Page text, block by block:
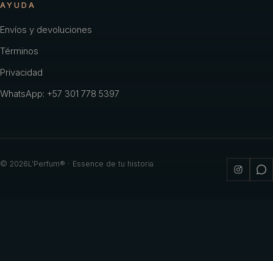
AYUDA
Envíos y devoluciones
Términos
Privacidad
WhatsApp: +57 301 778 5397
© 2026L'Perfum® · Essence de tu historia